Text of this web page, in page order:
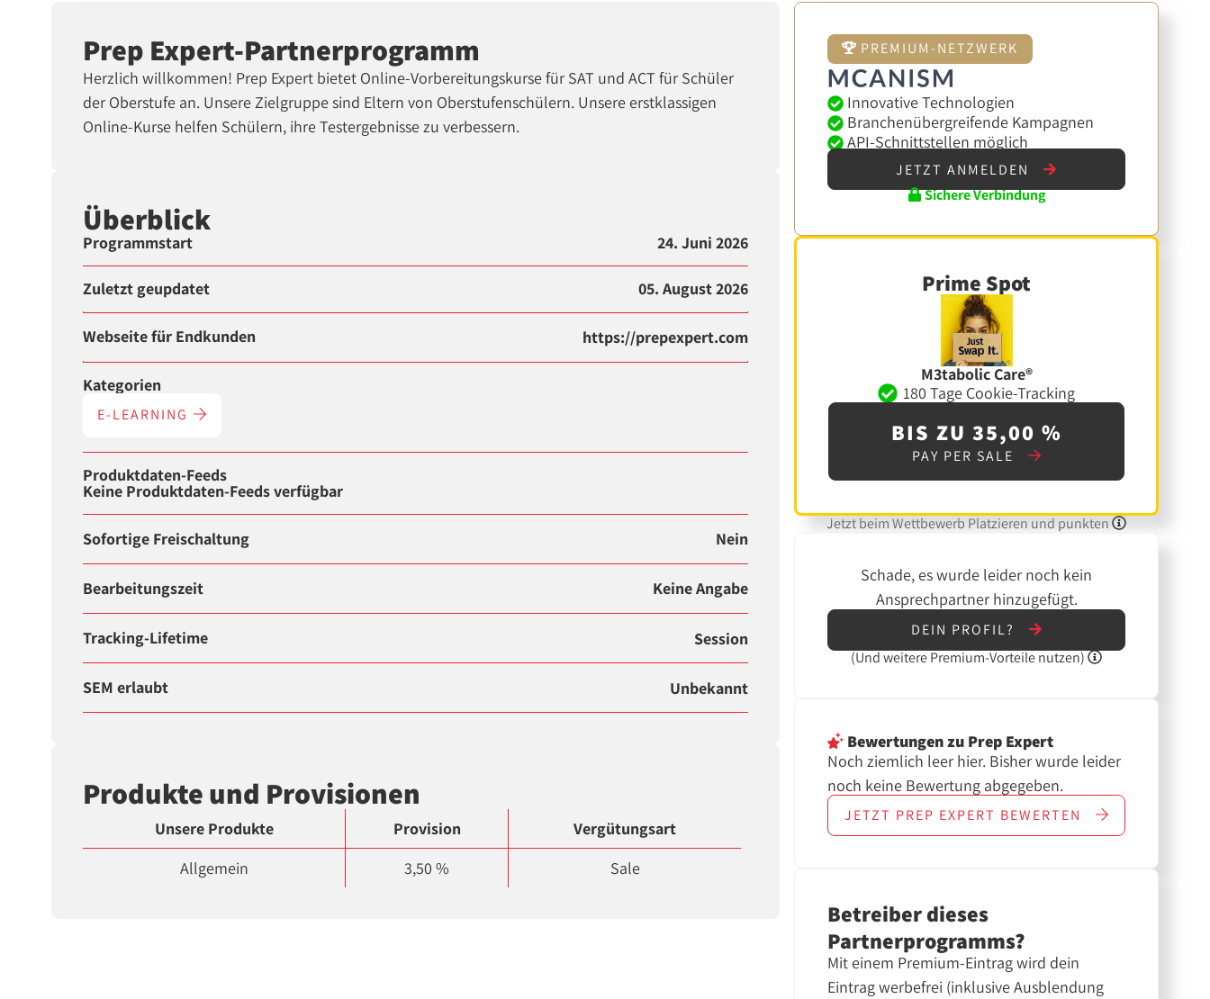
Prep Expert-Partnerprogramm
Herzlich willkommen! Prep Expert bietet Online-Vorbereitungskurse für SAT und ACT für Schüler
der Oberstufe an. Unsere Zielgruppe sind Eltern von Oberstufenschülern. Unsere erstklassigen
Online-Kurse helfen Schülern, ihre Testergebnisse zu verbessern.
Überblick
Programmstart 24. Juni 2026
Zuletzt geupdatet 05. August 2026
Webseite für Endkunden https://prepexpert.com
Kategorien
E-LEARNING
Produktdaten-Feeds
Keine Produktdaten-Feeds verfügbar
Sofortige Freischaltung Nein
Bearbeitungszeit Keine Angabe
Tracking-Lifetime Session
SEM erlaubt Unbekannt
Produkte und Provisionen
Unsere Produkte Provision
Vergütungsart
Allgemein
3,50 % Sale
PREMIUM-NETZWERK
Innovative Technologien
Branchenübergreifende Kampagnen
API-Schnittstellen möglich
JETZT ANMELDEN
Sichere Verbindung
Prime Spot
M3tabolic Care®
180 Tage Cookie-Tracking
BIS ZU 35,00 %
PAY PER SALE
Jetzt beim Wettbewerb Platzieren und punkten
Schade, es wurde leider noch kein
Ansprechpartner hinzugefügt.
DEIN PROFIL?
(UndweiterePremium-Vorteile nutzen)
Bewertungenzu Prep Expert
Noch ziemlich leer hier. Bisher wurde leider
noch keine Bewertung abgegeben.
JETZT PREP EXPERT BEWERTEN
Betreiber dieses
Partnerprogramms?
Mit einem Premium-Eintrag wird dein
Eintrag werbefrei (inklusive Ausblendung